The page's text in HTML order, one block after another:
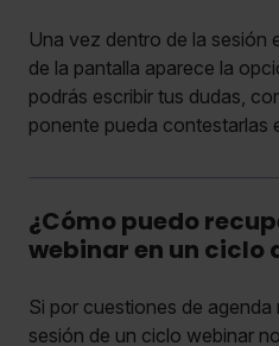
Una vez dentro de la sesión
de la pantalla aparece la
podrás escribir tus dudas,
ponente pueda contestarlas
¿Cómo puedo
webinar en un ciclo
Si por cuestiones de
sesión de un ciclo webinar